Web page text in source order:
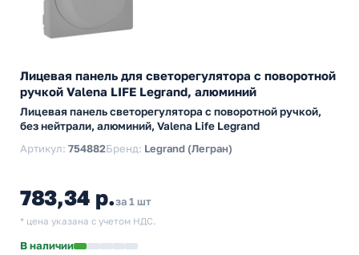
Лицевая панель для светорегулятора с поворотной
ручкой Valena LIFE Legrand, алюминий
Лицевая панель светорегулятора с поворотной ручкой,
без нейтрали, алюминий, Valena Life Legrand
Артикул: 754882Бренд: Legrand (Легран)
783,34 р.за 1 шт
* цена указана с учетом НДС.
В наличии